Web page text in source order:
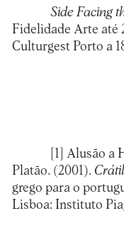
Side Facing
Fidelidade Arte até
Culturgest Porto a
[1] Alusão a
Platão. (2001).
grego para o
Lisboa: Instituto